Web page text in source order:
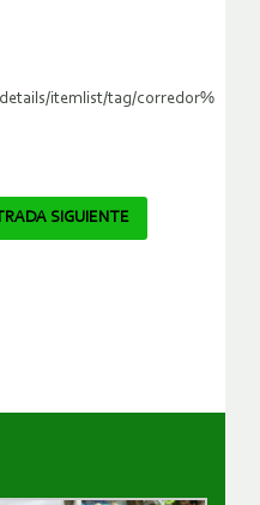
itemlist/tag/corredor%
SIGUIENTE